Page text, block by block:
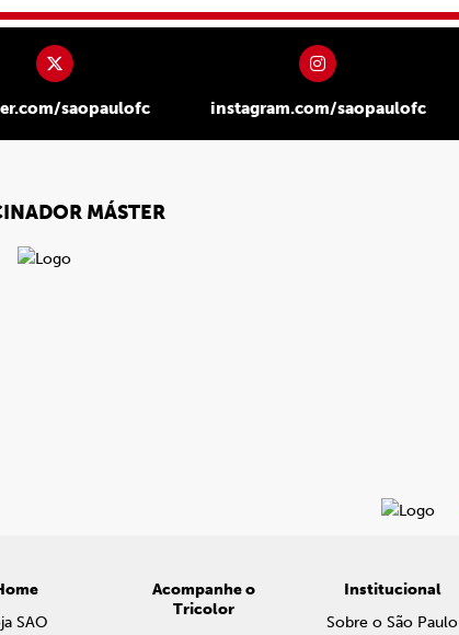
saopaulofc instagram.com/saopaulofc
MÁSTER
SAO
Acompanhe o
Tricolor
Institucional
Sobre o São Paulo